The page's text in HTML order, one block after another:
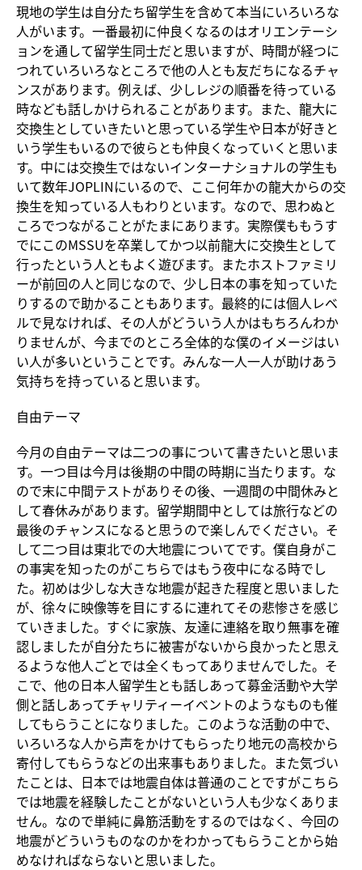
現地の学生は自分たち留学生を含めて本当にいろいろな
人がいます。一番最初に仲良くなるのはオリエンテーシ
ョンを通して留学生同士だと思いますが、時間が経つに
つれていろいろなところで他の人とも友だちになるチャ
ンスがあります。例えば、少しレジの順番を待っている
時なども話しかけられることがあります。また、龍大に
交換生としていきたいと思っている学生や日本が好きと
いう学生もいるので彼らとも仲良くなっていくと思いま
す。中には交換生ではないインターナショナルの学生も
いて数年JOPLINにいるので、ここ何年かの龍大からの交
換生を知っている人もわりといます。なので、思わぬと
ころでつながることがたまにあります。実際僕ももうす
でにこのMSSUを卒業してかつ以前龍大に交換生として
行ったという人ともよく遊びます。またホストファミリ
ーが前回の人と同じなので、少し日本の事を知っていた
りするので助かることもあります。最終的には個人レベ
ルで見なければ、その人がどういう人かはもちろんわか
りませんが、今までのところ全体的な僕のイメージはい
い人が多いということです。みんな一人一人が助けあう
気持ちを持っていると思います。
自由テーマ
今月の自由テーマは二つの事について書きたいと思いま
す。一つ目は今月は後期の中間の時期に当たります。な
ので末に中間テストがありその後、一週間の中間休みと
して春休みがあります。留学期間中としては旅行などの
最後のチャンスになると思うので楽しんでください。そ
して二つ目は東北での大地震についてです。僕自身がこ
の事実を知ったのがこちらではもう夜中になる時でし
た。初めは少しな大きな地震が起きた程度と思いました
が、徐々に映像等を目にするに連れてその悲惨さを感じ
ていきました。すぐに家族、友達に連絡を取り無事を確
認しましたが自分たちに被害がないから良かったと思え
るような他人ごとでは全くもってありませんでした。そ
こで、他の日本人留学生とも話しあって募金活動や大学
側と話しあってチャリティーイベントのようなものも催
してもらうことになりました。このような活動の中で、
いろいろな人から声をかけてもらったり地元の高校から
寄付してもらうなどの出来事もありました。また気づい
たことは、日本では地震自体は普通のことですがこちら
では地震を経験したことがないという人も少なくありま
せん。なので単純に鼻筋活動をするのではなく、今回の
地震がどういうものなのかをわかってもらうことから始
めなければならないと思いました。